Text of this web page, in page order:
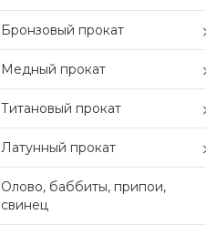
Бронзовый прокат
Медный прокат
Титановый прокат
Латунный прокат
Олово, баббиты, припои,
свинец